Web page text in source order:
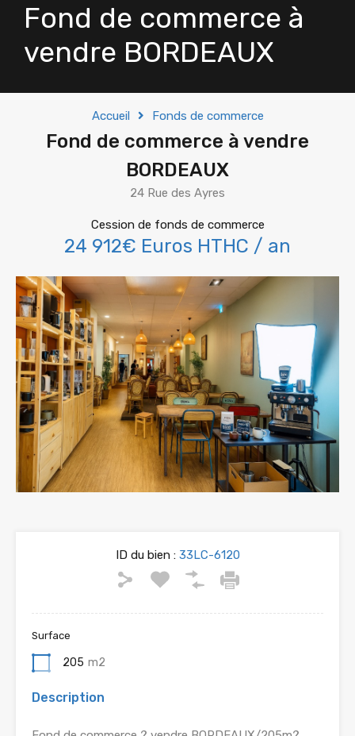
Fond de commerce à
vendre BORDEAUX
Accueil Fonds de commerce
Fond de commerce à vendre
BORDEAUX
24 Rue des Ayres
Cession de fonds de commerce
24 912€ Euros HTHC / an
ID du bien :33LC-6120
Surface
205 m2
Description